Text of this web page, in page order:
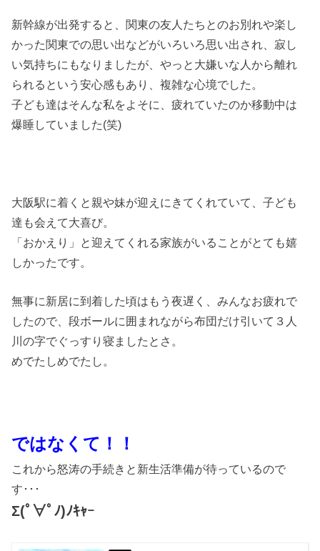
新幹線が出発すると、関東の友人たちとのお別れや楽し
かった関東での思い出などがいろいろ思い出され、寂し
い気持ちにもなりましたが、やっと大嫌いな人から離れ
られるという安心感もあり、複雑な心境でした。
子ども達はそんな私をよそに、疲れていたのか移動中は
爆睡していました(笑)
大阪駅に着くと親や妹が迎えにきてくれていて、子ども
達も会えて大喜び。
「おかえり」と迎えてくれる家族がいることがとても嬉
しかったです。
無事に新居に到着した頃はもう夜遅く、みんなお疲れで
したので、段ボールに囲まれながら布団だけ引いて３人
川の字でぐっすり寝ましたとさ。
めでたしめでたし。
ではなくて！！
これから怒涛の手続きと新生活準備が待っているので
す･･･
Σ(ﾟ∀ﾟﾉ)ﾉｷｬｰ